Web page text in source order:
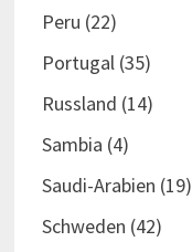
Peru (22)
Portugal(35)
Russland (14)
Sambia (4)
Saudi-Arabien (19)
Schweden (42)